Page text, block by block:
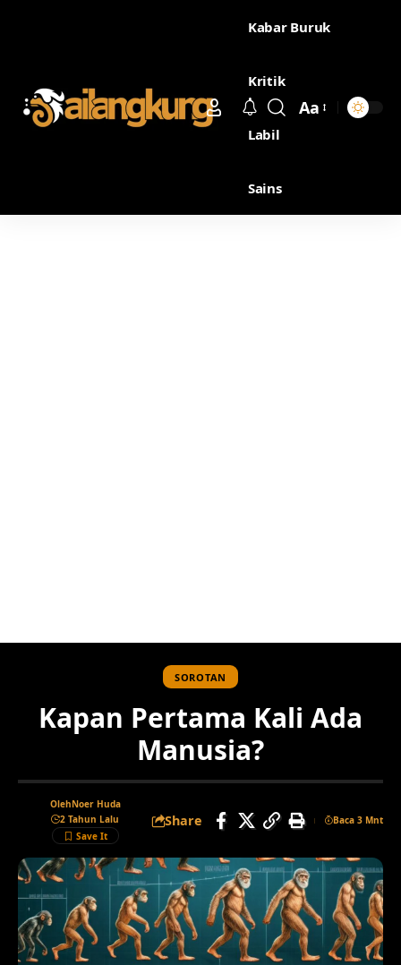
Kabar Buruk
Kritik
Labil
Sains
Aa
SOROTAN
Kapan Pertama Kali Ada
Manusia?
OlehNoer Huda
2 Tahun Lalu
Share Baca 3 Mnt